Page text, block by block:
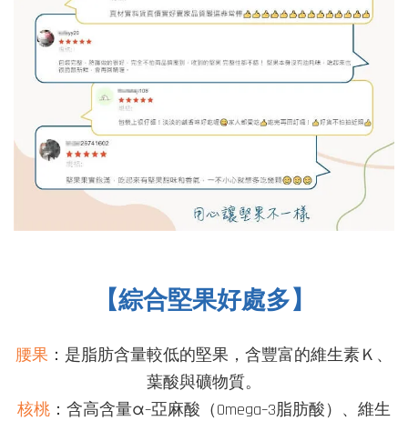
【綜合堅果好處多】
腰果 ：是脂肪含量較低的堅果，含豐富的維生素Ｋ、
葉酸與礦物質。
核桃 ：含高含量α–亞麻酸（Omega–3脂肪酸）、 維生